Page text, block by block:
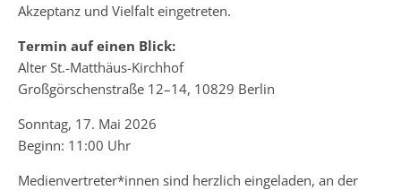
Akzeptanz und Vielfalt eingetreten.
Termin auf einen Blick:
Alter St.-Matthäus-Kirchhof
Großgörschenstraße 12–14, 10829 Berlin
Sonntag, 17. Mai 2026
Beginn: 11:00 Uhr
Medienvertreter*innen sind herzlich eingeladen, an der